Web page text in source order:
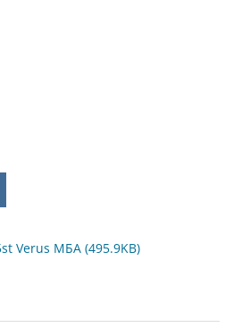
Verus МБА (495.9KB)